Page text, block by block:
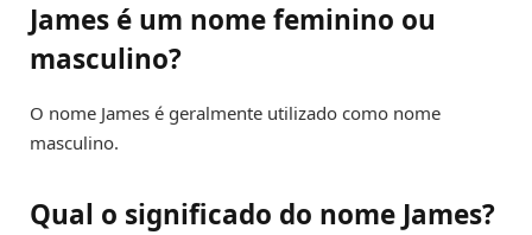
James é um nome feminino ou
masculino?
O nome James é geralmente utilizado como nome
masculino.
Qual o significado do nome James?